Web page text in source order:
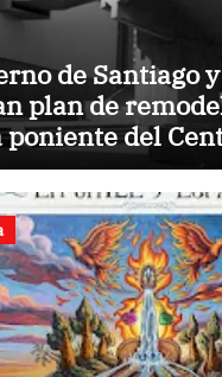
de Santiago
plan de
poniente del